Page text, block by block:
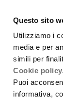
Questo sito
Utilizziamo i
media e per
simili per
Cookie policy.
Puoi
informativa,
danza